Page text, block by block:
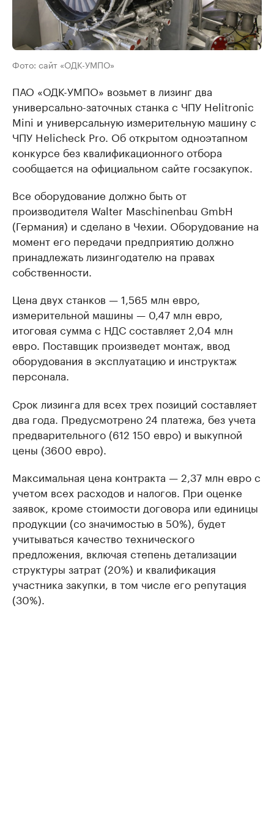
Фото: сайт «ОДК-УМПО»
ПАО «ОДК-УМПО» возьмет в лизинг два
универсально-заточных станка с ЧПУ Helitronic
Mini и универсальную измерительную машину с
ЧПУ Helicheck Pro. Об открытом одноэтапном
конкурсе без квалификационного отбора
сообщается на официальном сайте госзакупок.
Все оборудование должно быть от
производителя Walter Maschinenbau GmbH
(Германия) и сделано в Чехии. Оборудование на
момент его передачи предприятию должно
принадлежать лизингодателю на правах
собственности.
Цена двух станков — 1,565 млн евро,
измерительной машины — 0,47 млн евро,
итоговая сумма с НДС составляет 2,04 млн
евро. Поставщик произведет монтаж, ввод
оборудования в эксплуатацию и инструктаж
персонала.
Срок лизинга для всех трех позиций составляет
два года. Предусмотрено 24 платежа, без учета
предварительного (612 150 евро) и выкупной
цены (3600 евро).
Максимальная цена контракта — 2,37 млн евро с
учетом всех расходов и налогов. При оценке
заявок, кроме стоимости договора или единицы
продукции (со значимостью в 50%), будет
учитываться качество технического
предложения, включая степень детализации
структуры затрат (20%) и квалификация
участника закупки, в том числе его репутация
(30%).